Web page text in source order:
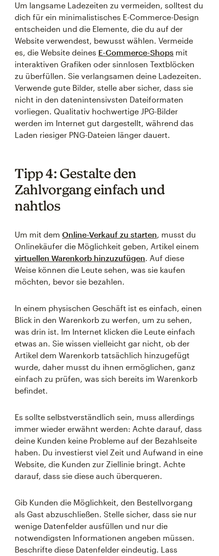
Um langsame Ladezeiten zu vermeiden, solltest du
dich für ein minimalistisches E-Commerce-Design
entscheiden und die Elemente, die du auf der
Website verwendest, bewusst wählen. Vermeide
es, die Website deines E-Commerce-Shops mit
interaktiven Grafiken oder sinnlosen Textblöcken
zu überfüllen. Sie verlangsamen deine Ladezeiten.
Verwende gute Bilder, stelle aber sicher, dass sie
nicht in den datenintensivsten Dateiformaten
vorliegen. Qualitativ hochwertige JPG-Bilder
werden im Internet gut dargestellt, während das
Laden riesiger PNG-Dateien länger dauert.
Tipp 4: Gestalte den
Zahlvorgang einfach und
nahtlos
Um mit dem Online-Verkauf zu starten, musst du
Onlinekäufer die Möglichkeit geben, Artikel einem
virtuellen Warenkorb hinzuzufügen. Auf diese
Weise können die Leute sehen, was sie kaufen
möchten, bevor sie bezahlen.
In einem physischen Geschäft ist es einfach, einen
Blick in den Warenkorb zu werfen, um zu sehen,
was drin ist. Im Internet klicken die Leute einfach
etwas an. Sie wissen vielleicht gar nicht, ob der
Artikel dem Warenkorb tatsächlich hinzugefügt
wurde, daher musst du ihnen ermöglichen, ganz
einfach zu prüfen, was sich bereits im Warenkorb
befindet.
Es sollte selbstverständlich sein, muss allerdings
immer wieder erwähnt werden: Achte darauf, dass
deine Kunden keine Probleme auf der Bezahlseite
haben. Du investierst viel Zeit und Aufwand in eine
Website, die Kunden zur Ziellinie bringt. Achte
darauf, dass sie diese auch überqueren.
Gib Kunden die Möglichkeit, den Bestellvorgang
als Gast abzuschließen. Stelle sicher, dass sie nur
wenige Datenfelder ausfüllen und nur die
notwendigsten Informationen angeben müssen.
Beschrifte diese Datenfelder eindeutig. Lass